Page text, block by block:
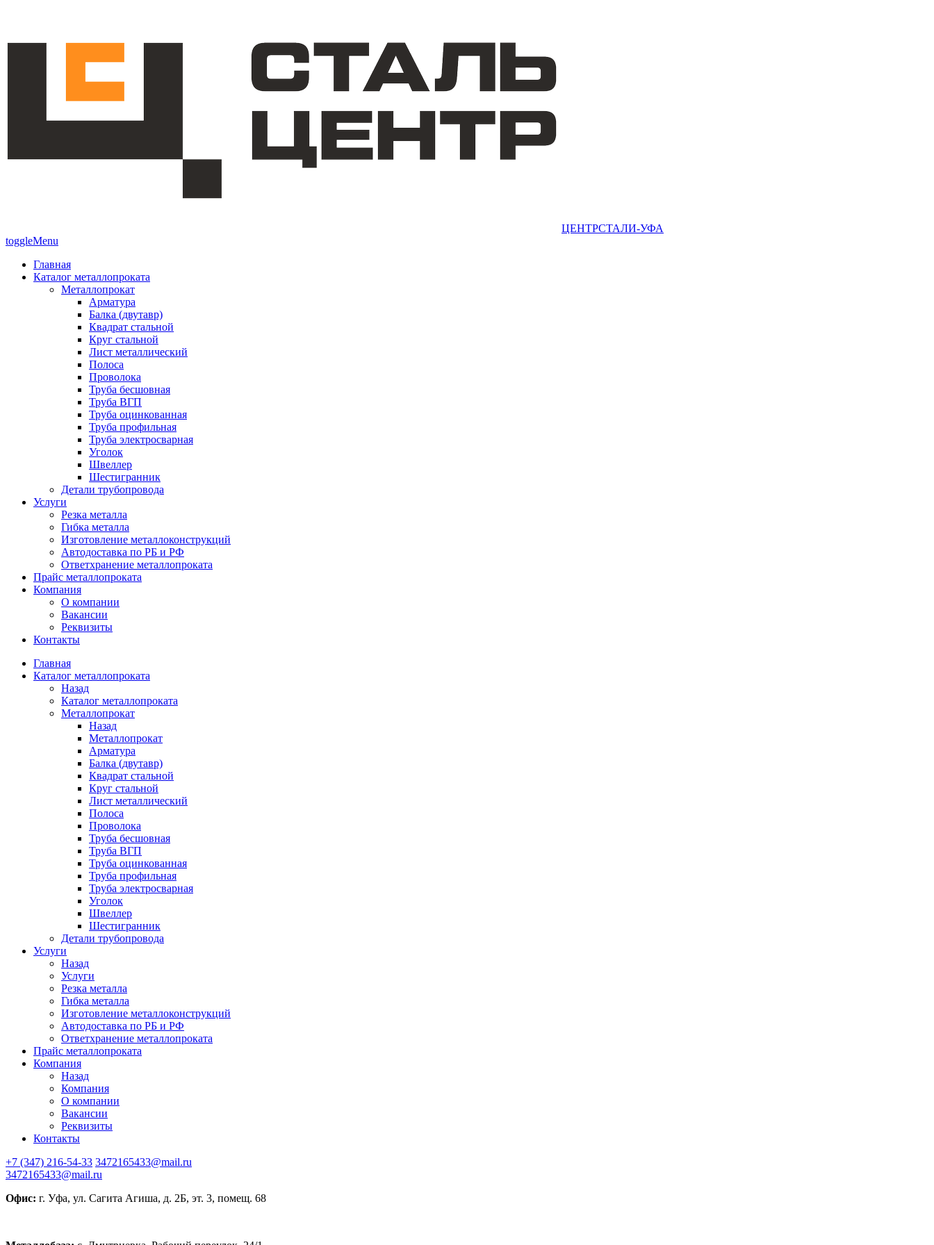
ЦЕНТРСТАЛИ-УФА
toggleMenu
Главная
Каталог металлопроката
Металлопрокат
Арматура
Балка (двутавр)
Квадрат стальной
Круг стальной
Лист металлический
Полоса
Проволока
Труба бесшовная
Труба ВГП
Труба оцинкованная
Труба профильная
Труба электросварная
Уголок
Швеллер
Шестигранник
Детали трубопровода
Услуги
Резка металла
Гибка металла
Изготовление металлоконструкций
Автодоставка по РБ и РФ
Ответхранение металлопроката
Прайс металлопроката
Компания
О компании
Вакансии
Реквизиты
Контакты
Главная
Каталог металлопроката
Назад
Каталог металлопроката
Металлопрокат
Назад
Металлопрокат
Арматура
Балка (двутавр)
Квадрат стальной
Круг стальной
Лист металлический
Полоса
Проволока
Труба бесшовная
Труба ВГП
Труба оцинкованная
Труба профильная
Труба электросварная
Уголок
Швеллер
Шестигранник
Детали трубопровода
Услуги
Назад
Услуги
Резка металла
Гибка металла
Изготовление металлоконструкций
Автодоставка по РБ и РФ
Ответхранение металлопроката
Прайс металлопроката
Компания
Назад
Компания
О компании
Вакансии
Реквизиты
Контакты
+7 (347) 216-54-33 3472165433@mail.ru
3472165433@mail.ru
Офис: г. Уфа, ул. Сагита Агиша, д. 2Б, эт. 3, помещ. 68